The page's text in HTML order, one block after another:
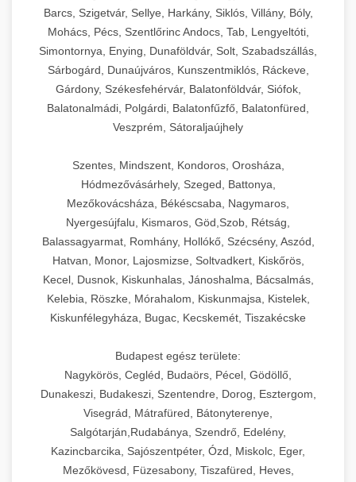
Barcs, Szigetvár, Sellye, Harkány, Siklós, Villány, Bóly,
Mohács, Pécs, Szentlőrinc Andocs, Tab, Lengyeltóti,
Simontornya, Enying, Dunaföldvár, Solt, Szabadszállás,
Sárbogárd, Dunaújváros, Kunszentmiklós, Ráckeve,
Gárdony, Székesfehérvár, Balatonföldvár, Siófok,
Balatonalmádi, Polgárdi, Balatonfűzfő, Balatonfüred,
Veszprém, Sátoraljaújhely
Szentes, Mindszent, Kondoros, Orosháza,
Hódmezővásárhely, Szeged, Battonya,
Mezőkovácsháza, Békéscsaba, Nagymaros,
Nyergesújfalu, Kismaros, Göd,Szob, Rétság,
Balassagyarmat, Romhány, Hollókő, Szécsény, Aszód,
Hatvan, Monor, Lajosmizse, Soltvadkert, Kiskőrös,
Kecel, Dusnok, Kiskunhalas, Jánoshalma, Bácsalmás,
Kelebia, Röszke, Mórahalom, Kiskunmajsa, Kistelek,
Kiskunfélegyháza, Bugac, Kecskemét, Tiszakécske
Budapest egész területe:
Nagykörös, Cegléd, Budaörs, Pécel, Gödöllő,
Dunakeszi, Budakeszi, Szentendre, Dorog, Esztergom,
Visegrád, Mátrafüred, Bátonyterenye,
Salgótarján,Rudabánya, Szendrő, Edelény,
Kazincbarcika, Sajószentpéter, Ózd, Miskolc, Eger,
Mezőkövesd, Füzesabony, Tiszafüred, Heves,